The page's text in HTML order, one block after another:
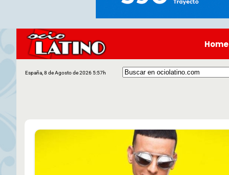
Home
España, 8 de Agosto de 2026 5:57h